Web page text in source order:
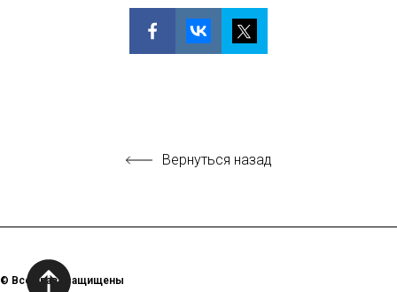
Вернуться назад
© Все права защищены